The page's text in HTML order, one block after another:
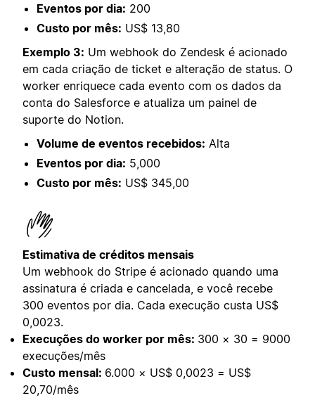
Eventos por dia: 200
Custo por mês: US$ 13,80
Exemplo 3: Um webhook do Zendesk é acionado
em cada criação de ticket e alteração de status. O
worker enriquece cada evento com os dados da
conta do Salesforce e atualiza um painel de
suporte do Notion.
Volume de eventos recebidos: Alta
Eventos por dia: 5,000
Custo por mês: US$ 345,00
Estimativa de créditos mensais
Um webhook do Stripe é acionado quando uma
assinatura é criada e cancelada, e você recebe
300 eventos por dia. Cada execução custa US$
0,0023.
Execuções do worker por mês: 300 × 30 = 9000
execuções/mês
Custo mensal: 6.000 × US$ 0,0023 = US$
20,70/mês